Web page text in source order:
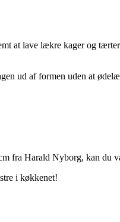
at lave lækre kager og
ud af formen uden at
fra Harald Nyborg, kan
i køkkenet!